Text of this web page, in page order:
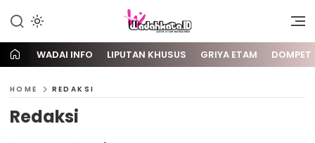
Wadai
Gaya Etam Bersuara
WADAI INFO LIPUTAN KHUSUS GRIYA ETAM DOMPET
HOME REDAKSI
Redaksi